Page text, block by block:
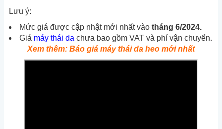
Lưu ý:
Mức giá được cập nhật mới nhất vào tháng 6/2024.
Giá máy thái da chưa bao gồm VAT và phí vận chuyển.
Xem thêm: Báo giá máy thái da heo mới nhất